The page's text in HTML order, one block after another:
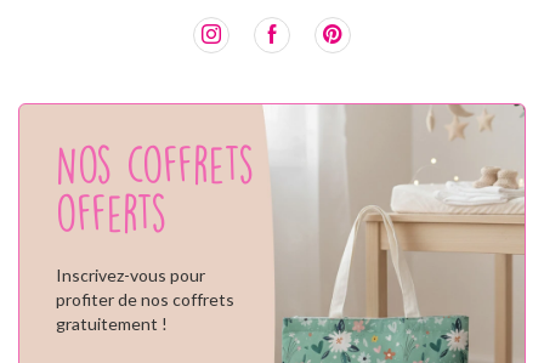
Nos coffrets
offerts
Inscrivez-vous pour
profiter de nos coffrets
gratuitement !